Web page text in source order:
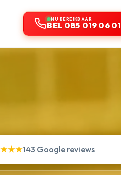
NU BEREIKBAAR
BEL 085 019 06 01
143 Google reviews